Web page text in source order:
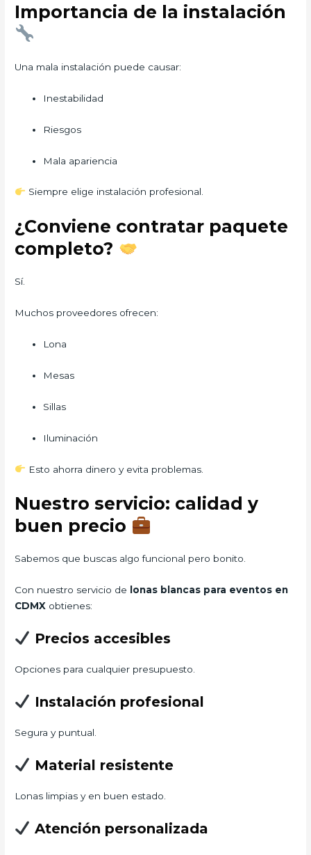
Importancia de la instalación
Una mala instalación puede causar:
Inestabilidad
Riesgos
Mala apariencia
Siempre elige instalación profesional.
¿Conviene contratar paquete
completo?
Sí.
Muchos proveedores ofrecen:
Lona
Mesas
Sillas
Iluminación
Esto ahorra dinero y evita problemas.
Nuestro servicio: calidad y
buen precio
Sabemos que buscas algo funcional pero bonito.
Con nuestro servicio de
lonas blancas para eventos en
CDMX obtienes:
Precios accesibles
Opciones para cualquier presupuesto.
Instalación profesional
Segura y puntual.
Material resistente
Lonas limpias y en buen estado.
Atención personalizada